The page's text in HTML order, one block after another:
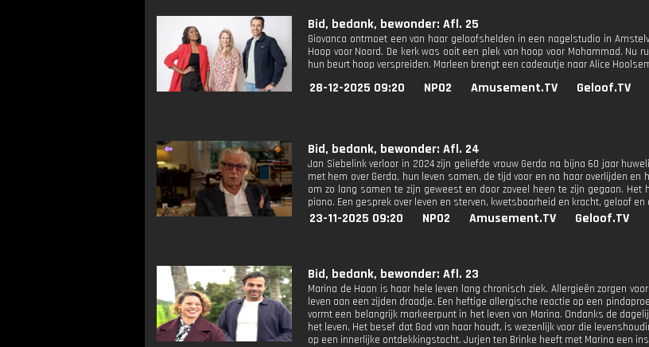
Bid, bedank, bewonder: Afl. 25
Giovanca ontmoet een van haar geloofshelden in een nagelstudio in
Hoop voor Noord. De kerk was ooit een plek van hoop voor Mohammad. Nu
hun beurt hoop verspreiden. Marleen brengt een cadeautje naar Alice
28-12-2025 09:20 NPO2 Amusement.TV Geloof.TV
Bid, bedank, bewonder: Afl. 24
Jan Siebelink verloor in 2024 zijn geliefde vrouw Gerda na bijna 60 jaar
met hem over Gerda, hun leven samen, de tijd voor en na haar overlijden
om zo lang samen te zijn geweest en door zoveel heen te zijn gegaan.
piano. Een gesprek over leven en sterven, kwetsbaarheid en kracht, geloof
23-11-2025 09:20 NPO2 Amusement.TV Geloof.TV
Bid, bedank, bewonder: Afl. 23
Marina de Haan is haar hele leven lang chronisch ziek. Allergieën zorgen
leven aan een zijden draadje. Een heftige allergische reactie op een
vormt een belangrijk markeerpunt in het leven van Marina. Ondanks de
het leven. Het besef dat God van haar houdt, is wezenlijk voor die
op een innerlijke ontdekkingstocht. Jurjen ten Brinke heeft met Marina een